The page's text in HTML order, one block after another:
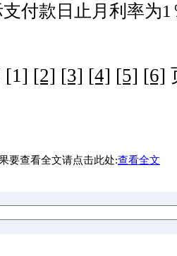
付款日止月利率为
[1] [2] [3] [4] [5] [6]
要查看全文请点击此处:查看全文